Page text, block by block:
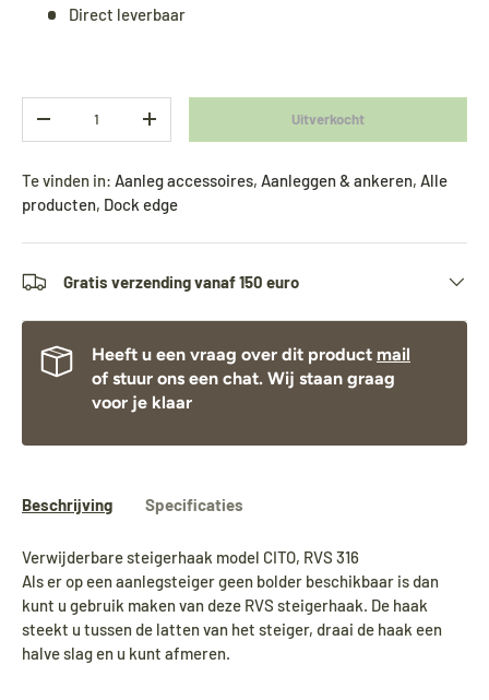
Direct leverbaar
-
+ Uitverkocht
Te vinden in: Aanleg accessoires, Aanleggen & ankeren, Alle
producten, Dock edge
Gratis verzending vanaf 150 euro
Heeft u een vraag over dit product mail
of stuur ons een chat. Wij staan graag
voor je klaar
Beschrijving Specificaties
Verwijderbare steigerhaak model CITO, RVS 316
Als er op een aanlegsteiger geen bolder beschikbaar is dan
kunt u gebruik maken van deze RVS steigerhaak. De haak
steekt u tussen de latten van het steiger, draai de haak een
halve slag en u kunt afmeren.